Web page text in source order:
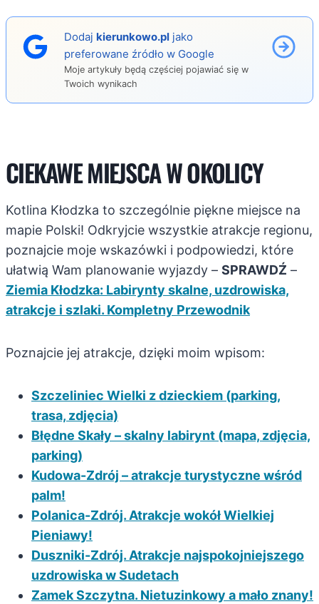
Dodajkierunkowo.pl jako
preferowane źródło w Google
Moje artykuły będą częściej pojawiać się w
Twoich wynikach
CIEKAWE MIEJSCA W OKOLICY
Kotlina Kłodzka to szczególnie piękne miejsce na
mapie Polski! Odkryjcie wszystkie atrakcje regionu,
poznajcie moje wskazówki i podpowiedzi, które
ułatwią Wam planowanie wyjazdy – SPRAWDŹ –
Ziemia Kłodzka: Labirynty skalne, uzdrowiska,
atrakcje i szlaki. Kompletny Przewodnik
Poznajcie jej atrakcje, dzięki moim wpisom:
Szczeliniec Wielki z dzieckiem (parking,
trasa, zdjęcia)
Błędne Skały – skalny labirynt (mapa, zdjęcia,
parking)
Kudowa-Zdrój – atrakcje turystyczne wśród
palm!
Polanica-Zdrój. Atrakcje wokół Wielkiej
Pieniawy!
Duszniki-Zdrój. Atrakcje najspokojniejszego
uzdrowiska w Sudetach
Zamek Szczytna. Nietuzinkowy a mało znany!